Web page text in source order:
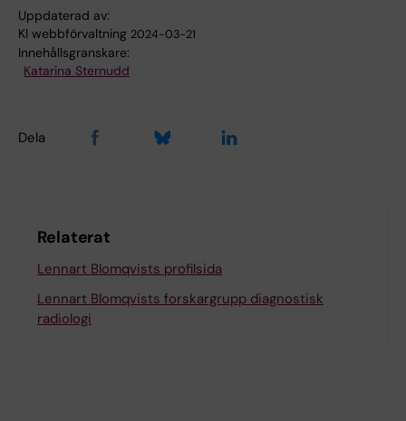
Uppdaterad av:
KI webbförvaltning 2024-03-21
Innehållsgranskare:
Katarina Sternudd
Dela
Relaterat
Lennart Blomqvists profilsida
Lennart Blomqvists forskargrupp diagnostisk
radiologi